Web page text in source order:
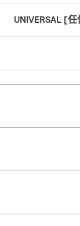
UNIVERSAL [